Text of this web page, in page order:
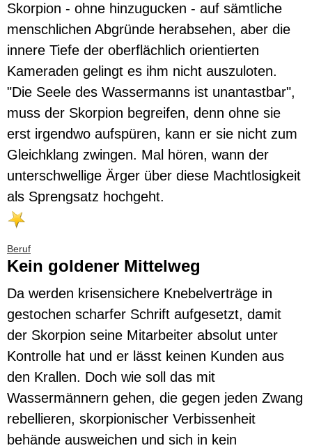
Skorpion - ohne hinzugucken - auf sämtliche
menschlichen Abgründe herabsehen, aber die
innere Tiefe der oberflächlich orientierten
Kameraden gelingt es ihm nicht auszuloten.
"Die Seele des Wassermanns ist unantastbar",
muss der Skorpion begreifen, denn ohne sie
erst irgendwo aufspüren, kann er sie nicht zum
Gleichklang zwingen. Mal hören, wann der
unterschwellige Ärger über diese Machtlosigkeit
als Sprengsatz hochgeht.
Beruf
Kein goldener Mittelweg
Da werden krisensichere Knebelverträge in
gestochen scharfer Schrift aufgesetzt, damit
der Skorpion seine Mitarbeiter absolut unter
Kontrolle hat und er lässt keinen Kunden aus
den Krallen. Doch wie soll das mit
Wassermännern gehen, die gegen jeden Zwang
rebellieren, skorpionischer Verbissenheit
behände ausweichen und sich in kein